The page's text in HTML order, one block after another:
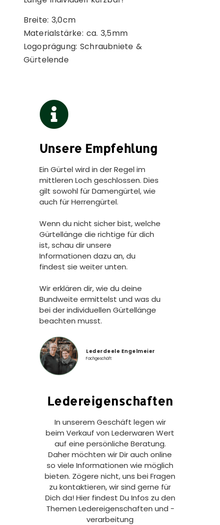
Breite: 3,0cm
Materialstärke: ca. 3,5mm
Logoprägung: Schraubniete &
Gürtelende
Unsere Empfehlung
Ein Gürtel wird in der Regel im
mittleren Loch geschlossen. Dies
gilt sowohl für Damengürtel, wie
auch für Herrengürtel.
Wenn du nicht sicher bist, welche
Gürtellänge die richtige für dich
ist, schau dir unsere
Informationen dazu an, du
findest sie weiter unten.
Wir erklären dir, wie du deine
Bundweite ermittelst und was du
bei der individuellen Gürtellänge
beachten musst.
Lederdeele Engelmeier
Fachgeschäft
Ledereigenschaften
In unserem Geschäft legen wir
beim Verkauf von Lederwaren Wert
auf eine persönliche Beratung.
Daher möchten wir Dir auch online
so viele Informationen wie möglich
bieten. Zögere nicht, uns bei Fragen
zu kontaktieren, wir sind gerne für
Dich da! Hier findest Du Infos zu den
Themen Ledereigenschaften und -
verarbeitung